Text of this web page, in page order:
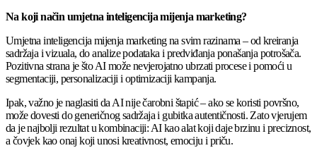
Na koji način umjetna inteligencija mijenja marketing?
Umjetna inteligencija mijenja marketing na svim razinama – od kreiranja
sadržaja i vizuala, do analize podataka i predviđanja ponašanja potrošača.
Pozitivna strana je što AI može nevjerojatno ubrzati procese i pomoći u
segmentaciji, personalizaciji i optimizaciji kampanja.
Ipak, važno je naglasiti da AI nije čarobni štapić – ako se koristi površno,
može dovesti do generičnog sadržaja i gubitka autentičnosti. Zato vjerujem
da je najbolji rezultat u kombinaciji: AI kao alat koji daje brzinu i preciznost,
a čovjek kao onaj koji unosi kreativnost, emociju i priču.